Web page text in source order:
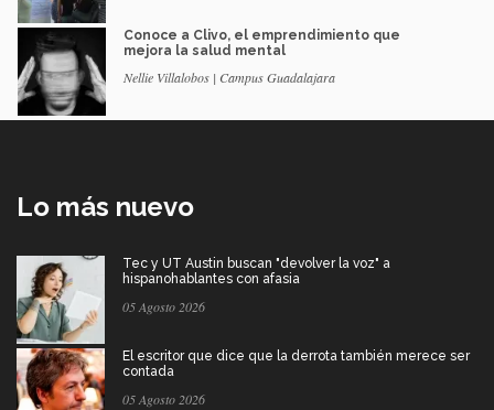
Conoce a Clivo, el emprendimiento que
mejora la salud mental
Nellie Villalobos | Campus Guadalajara
Lo más nuevo
Tec y UT Austin buscan "devolver la voz" a
hispanohablantes con afasia
05 Agosto 2026
El escritor que dice que la derrota también merece ser
contada
05 Agosto 2026